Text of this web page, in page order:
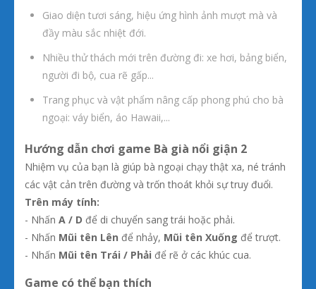
Giao diện tươi sáng, hiệu ứng hình ảnh mượt mà và
đầy màu sắc nhiệt đới.
Nhiều thử thách mới trên đường đi: xe hơi, bảng biển,
người đi bộ, cua rẽ gấp...
Trang phục và vật phẩm nâng cấp phong phú cho bà
ngoại: váy biển, áo Hawaii,...
Hướng dẫn chơi game Bà già nổi giận 2
Nhiệm vụ của bạn là giúp bà ngoại chạy thật xa, né tránh
các vật cản trên đường và trốn thoát khỏi sự truy đuổi.
Trên máy tính:
- Nhấn A / D để di chuyển sang trái hoặc phải.
- Nhấn Mũi tên Lên để nhảy, Mũi tên Xuống để trượt.
- Nhấn Mũi tên Trái / Phải để rẽ ở các khúc cua.
Game có thể bạn thích